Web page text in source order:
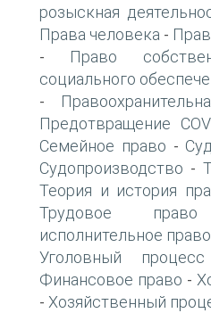
розыскная
Права человека -
- Право
социального
-
Предотвращение
Семейное право -
Судопроизводство -
Теория и история
Трудовое право
исполнительное право
Уголовный процесс
Финансовое право -
- Хозяйственный